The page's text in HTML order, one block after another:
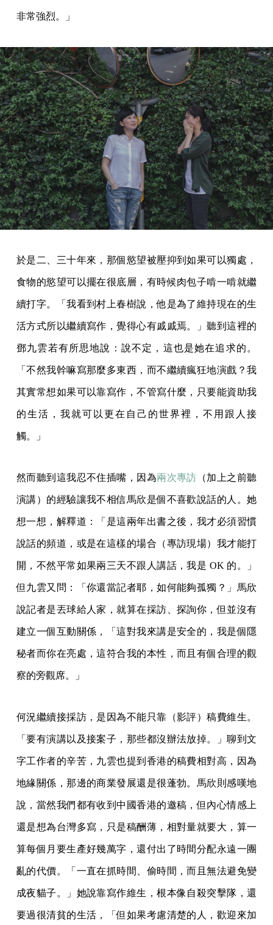
非常強烈。」
於是二、三十年來，那個慾望被壓抑到如果可以獨處，
食物的慾望可以擺在很底層，有時候肉包子啃一啃就繼
續打字。「我看到村上春樹說，他是為了維持現在的生
活方式所以繼續寫作，覺得心有戚戚焉。」聽到這裡的
鄧九雲若有所思地說：說不定，這也是她在追求的。
「不然我幹嘛寫那麼多東西，而不繼續瘋狂地演戲？我
其實常想如果可以靠寫作，不管寫什麼，只要能資助我
的生活，我就可以更在自己的世界裡，不用跟人接
觸。」
然而聽到這我忍不住插嘴，因為兩次專訪 （加上之前聽
演講）的經驗讓我不相信馬欣是個不喜歡說話的人。她
想一想，解釋道：「是這兩年出書之後，我才必須習慣
說話的頻道，或是在這樣的場合（專訪現場）我才能打
開，不然平常如果兩三天不跟人講話，我是 OK 的。」
但九雲又問：「你還當記者耶，如何能夠孤獨？」馬欣
說記者是丟球給人家，就算在採訪、探詢你，但並沒有
建立一個互動關係，「這對我來講是安全的，我是個隱
秘者而你在亮處，這符合我的本性，而且有個合理的觀
察的旁觀席。」
何況繼續接採訪，是因為不能只靠（影評）稿費維生。
「要有演講以及接案子，那些都沒辦法放掉。」聊到文
字工作者的辛苦，九雲也提到香港的稿費相對高，因為
地緣關係，那邊的商業發展還是很蓬勃。馬欣則感嘆地
說，當然我們都有收到中國香港的邀稿，但內心情感上
還是想為台灣多寫，只是稿酬薄，相對量就要大，算一
算每個月要生產好幾萬字，還付出了時間分配永遠一團
亂的代價。「一直在抓時間、偷時間，而且無法避免變
成夜貓子。」她說靠寫作維生，根本像自殺突擊隊，還
要過很清貧的生活，「但如果考慮清楚的人，歡迎來加